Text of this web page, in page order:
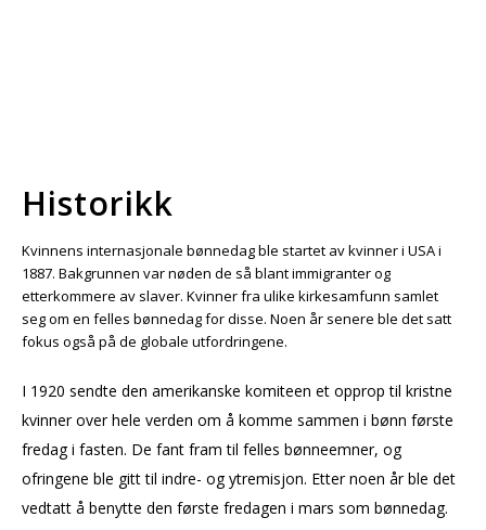
Historikk
Kvinnens internasjonale bønnedag ble startet av kvinner i USA i
1887. Bakgrunnen var nøden de så blant immigranter og
etterkommere av slaver. Kvinner fra ulike kirkesamfunn samlet
seg om en felles bønnedag for disse. Noen år senere ble det satt
fokus også på de globale utfordringene.
I 1920 sendte den amerikanske komiteen et opprop til kristne
kvinner over hele verden om å komme sammen i bønn første
fredag i fasten. De fant fram til felles bønneemner, og
ofringene ble gitt til indre- og ytremisjon. Etter noen år ble det
vedtatt å benytte den første fredagen i mars som bønnedag.